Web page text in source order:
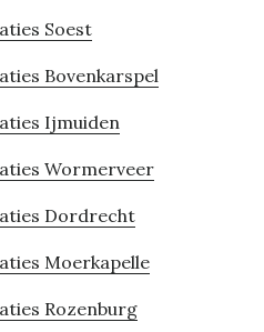
Soest
Bovenkarspel
Ijmuiden
Wormerveer
Dordrecht
Moerkapelle
Rozenburg